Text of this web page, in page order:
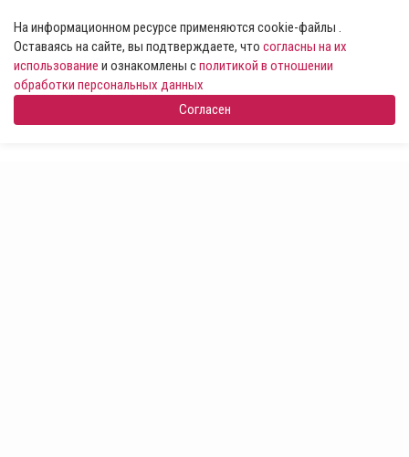
На информационном ресурсе применяются cookie-файлы .
Оставаясь на сайте, вы подтверждаете, что согласны на их
использование и ознакомлены сполитикой в отношении
обработки персональных данных
Согласен